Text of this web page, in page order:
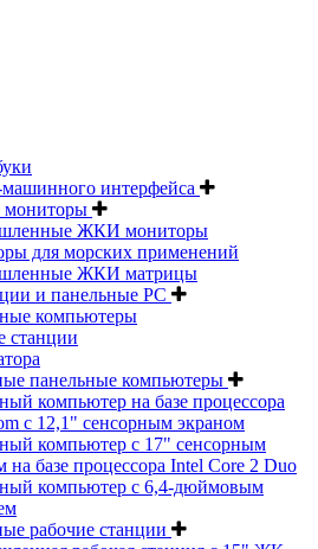
машинного интерфейса
ЖКИ мониторы
для морских применений
ЖКИ матрицы
и панельные РС
компьютеры
станции
панельные компьютеры
компьютер на базе процессора
с 12,1" сенсорным экраном
компьютер с 17" сенсорным
на базе процессора Intel Core 2 Duo
компьютер с 6,4-дюймовым
рабочие станции